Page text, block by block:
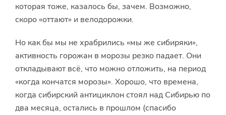
которая тоже, казалось бы, зачем. Возможно,
скоро «оттают» и велодорожки.
Но как бы мы не храбрились «мы же сибиряки»,
активность горожан в морозы резко падает. Они
откладывают всё, что можно отложить, на период
«когда кончатся морозы». Хорошо, что времена,
когда сибирский антициклон стоял над Сибирью по
два месяца, остались в прошлом (спасибо